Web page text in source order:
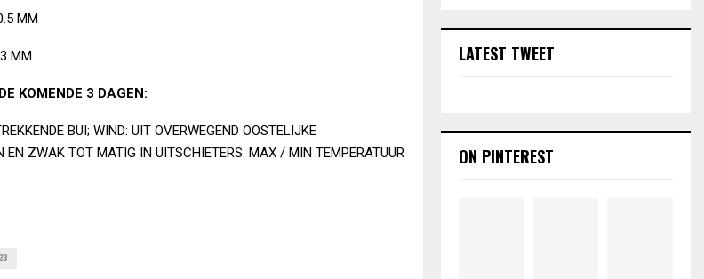
MM
MM
KOMENDE 3 DAGEN:
BUI; WIND: UIT OVERWEGEND OOSTELIJKE
EN ZWAK TOT MATIG IN UITSCHIETERS. MAX / MIN TEMPERATUUR
LATEST TWEET
ON PINTEREST